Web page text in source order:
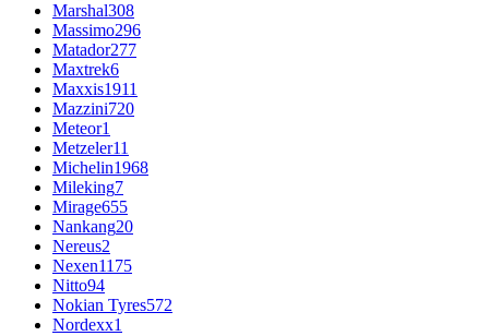
Marshal308
Massimo296
Matador277
Maxtrek6
Maxxis1911
Mazzini720
Meteor1
Metzeler11
Michelin1968
Mileking7
Mirage655
Nankang20
Nereus2
Nexen1175
Nitto94
Nokian Tyres572
Nordexx1